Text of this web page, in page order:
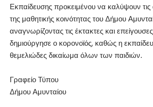
Εκπαίδευσης προκειμένου να καλύψουν
της μαθητικής κοινότητας του Δήμου
αναγνωρίζοντας τις έκτακτες και
δημιούργησε ο κορονοϊός, καθώς η
θεμελιώδες δικαίωμα όλων των παιδιών.
Γραφείο Τύπου
Δήμου Αμυνταίου